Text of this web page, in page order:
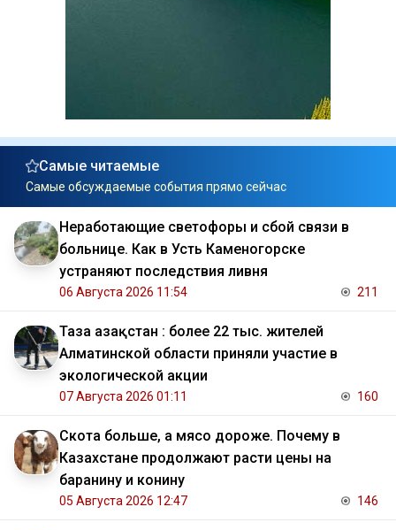
Самые читаемые
Самые обсуждаемые события прямо сейчас
Неработающие светофоры и сбой связи в
больнице. Как в Усть Каменогорске
устраняют последствия ливня
06 Августа 2026 11:54 211
Таза Қазақстан : более 22 тыс. жителей
Алматинской области приняли участие в
экологической акции
07 Августа 2026 01:11 160
Скота больше, а мясо дороже. Почему в
Казахстане продолжают расти цены на
баранину и конину
05 Августа 2026 12:47 146